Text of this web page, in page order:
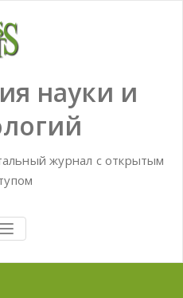
науки и
журнал с открытым
TOGGLE
NAVIGATION